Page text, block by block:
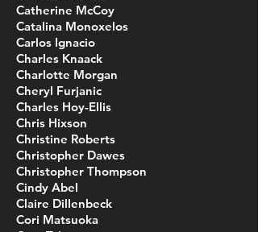
Catherine McCoy
Catalina Monoxelos
Carlos Ignacio
Charles Knaack
Charlotte Morgan
Cheryl Furjanic
Charles Hoy-Ellis
Chris Hixson
Christine Roberts
Christopher Dawes
Christopher Thompson
Cindy Abel
Claire Dillenbeck
Cori Matsuoka